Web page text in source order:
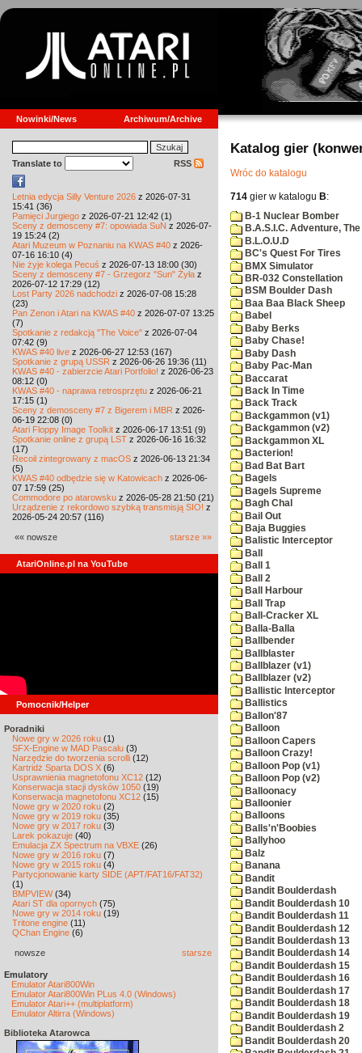
Nowinki/News Archiwum/Archive
Translate to RSS
Letnia edycja Silly Venture 2026 z 2026-07-31
15:41 (36)
Pamięci Jurgiego z 2026-07-21 12:42 (1)
Sceny z demosceny #7: opowiada SuN z 2026-07-
19 15:24 (2)
Atari Muzeum w Poznaniu na KWAS #40 z 2026-
07-16 16:10 (4)
Nie żyje kolega Pecuś z 2026-07-13 18:00 (30)
Sceny z demosceny #7 - Grzegorz "Sun" Żyła z
2026-07-12 17:29 (12)
Lost Party 2026 nadchodzi z 2026-07-08 15:28
(23)
Pan Zenon i Atari na KWAS #40 z 2026-07-07 13:25
(7)
Spotkanie z redakcją "The Voice" z 2026-07-04
07:42 (9)
KWAS #40 live z 2026-06-27 12:53 (167)
Spotkanie z grupą USSR z 2026-06-26 19:36 (11)
KWAS #40 - zabierzcie Atari Portfolio! z 2026-06-23
08:12 (0)
KWAS #40 - naprawa retrosprzętu z 2026-06-21
17:15 (1)
Sceny z demosceny #7 z Bigerem i MBR z 2026-
06-19 22:08 (0)
Atari Floppy Image Toolkit z 2026-06-17 13:51 (9)
Spotkanie online z grupą LST z 2026-06-16 16:32
(17)
Recoil zintegrowany z macOS z 2026-06-13 21:34
(5)
KWAS #40 odbędzie się w Katowicach z 2026-06-
07 17:59 (25)
Commodore po atarowsku z 2026-05-28 21:50 (21)
Urządzenie z rekordowo szybką transmisją SIO! z
2026-05-24 20:57 (116)
«« nowsze starsze »»
AtariOnline.pl na YouTube
Pomocnik/Helper
Poradniki
Nowe gry w 2026 roku (1)
SFX-Engine w MAD Pascalu (3)
Narzędzie do tworzenia scrolli (12)
Kartridż Sparta DOS X (6)
Usprawnienia magnetofonu XC12 (12)
Konserwacja stacji dysków 1050 (19)
Konserwacja magnetofonu XC12 (15)
Nowe gry w 2020 roku (2)
Nowe gry w 2019 roku (35)
Nowe gry w 2017 roku (3)
Larek pokazuje (40)
Emulacja ZX Spectrum na VBXE (26)
Nowe gry w 2016 roku (7)
Nowe gry w 2015 roku (4)
Partycjonowanie karty SIDE (APT/FAT16/FAT32)
(1)
BMPVIEW(34)
Atari ST dla opornych (75)
Nowe gry w 2014 roku (19)
Tritone engine (11)
QChan Engine (6)
nowsze starsze
Emulatory
Emulator Atari800Win
Emulator Atari800Win PLus 4.0 (Windows)
Emulator Atari++ (multiplatform)
Emulator Altirra (Windows)
Biblioteka Atarowca
Katalog gier
Wróc do katalogu
714 gier w katalogu B:
B-1 Nuclear Bomber
B.A.S.I.C. Adventure, The
B.L.O.U.D
BC's Quest For Tires
BMX Simulator
BR-032 Constellation
BSM Boulder Dash
Baa Baa Black Sheep
Babel
Baby Berks
Baby Chase!
Baby Dash
Baby Pac-Man
Baccarat
Back In Time
Back Track
Backgammon (v1)
Backgammon (v2)
Backgammon XL
Bacterion!
Bad Bat Bart
Bagels
Bagels Supreme
Bagh Chal
Bail Out
Baja Buggies
Balistic Interceptor
Ball
Ball 1
Ball 2
Ball Harbour
Ball Trap
Ball-Cracker XL
Balla-Balla
Ballbender
Ballblaster
Ballblazer (v1)
Ballblazer (v2)
Ballistic Interceptor
Ballistics
Ballon'87
Balloon
Balloon Capers
Balloon Crazy!
Balloon Pop (v1)
Balloon Pop (v2)
Balloonacy
Balloonier
Balloons
Balls'n'Boobies
Ballyhoo
Balz
Banana
Bandit
Bandit Boulderdash
Bandit Boulderdash 10
Bandit Boulderdash 11
Bandit Boulderdash 12
Bandit Boulderdash 13
Bandit Boulderdash 14
Bandit Boulderdash 15
Bandit Boulderdash 16
Bandit Boulderdash 17
Bandit Boulderdash 18
Bandit Boulderdash 19
Bandit Boulderdash 2
Bandit Boulderdash 20